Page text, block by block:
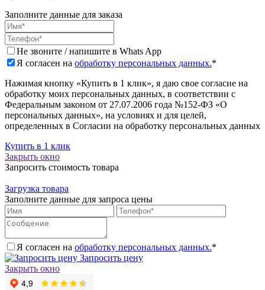
Заполните данные для заказа
Не звоните / напишите в Whats App
Я согласен на обработку персональных данных.*
Нажимая кнопку «Купить в 1 клик», я даю свое согласие на
обработку моих персональных данных, в соответствии с
Федеральным законом от 27.07.2006 года №152-ФЗ «О
персональных данных», на условиях и для целей,
определенных в Согласии на обработку персональных данных
Купить в 1 клик
Закрыть окно
Запросить стоимость товара
Загрузка товара
Заполните данные для запроса цены
Я согласен на обработку персональных данных.*
Запросить цену
Закрыть окно